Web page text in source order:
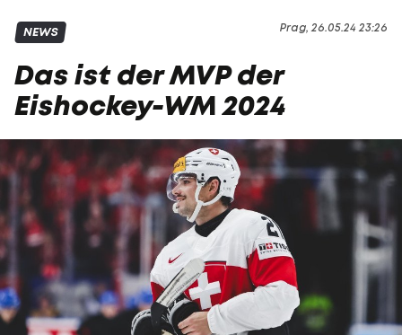
Prag, 26.05.24 23:26
NEWS
Das ist der MVP der
Eishockey-WM 2024